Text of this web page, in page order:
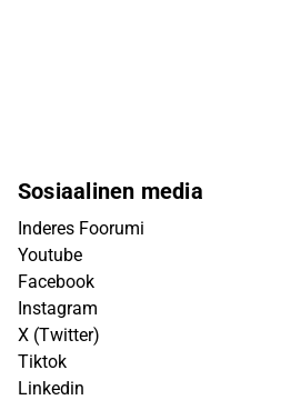
Sosiaalinen media
Inderes Foorumi
Youtube
Facebook
Instagram
X (Twitter)
Tiktok
Linkedin